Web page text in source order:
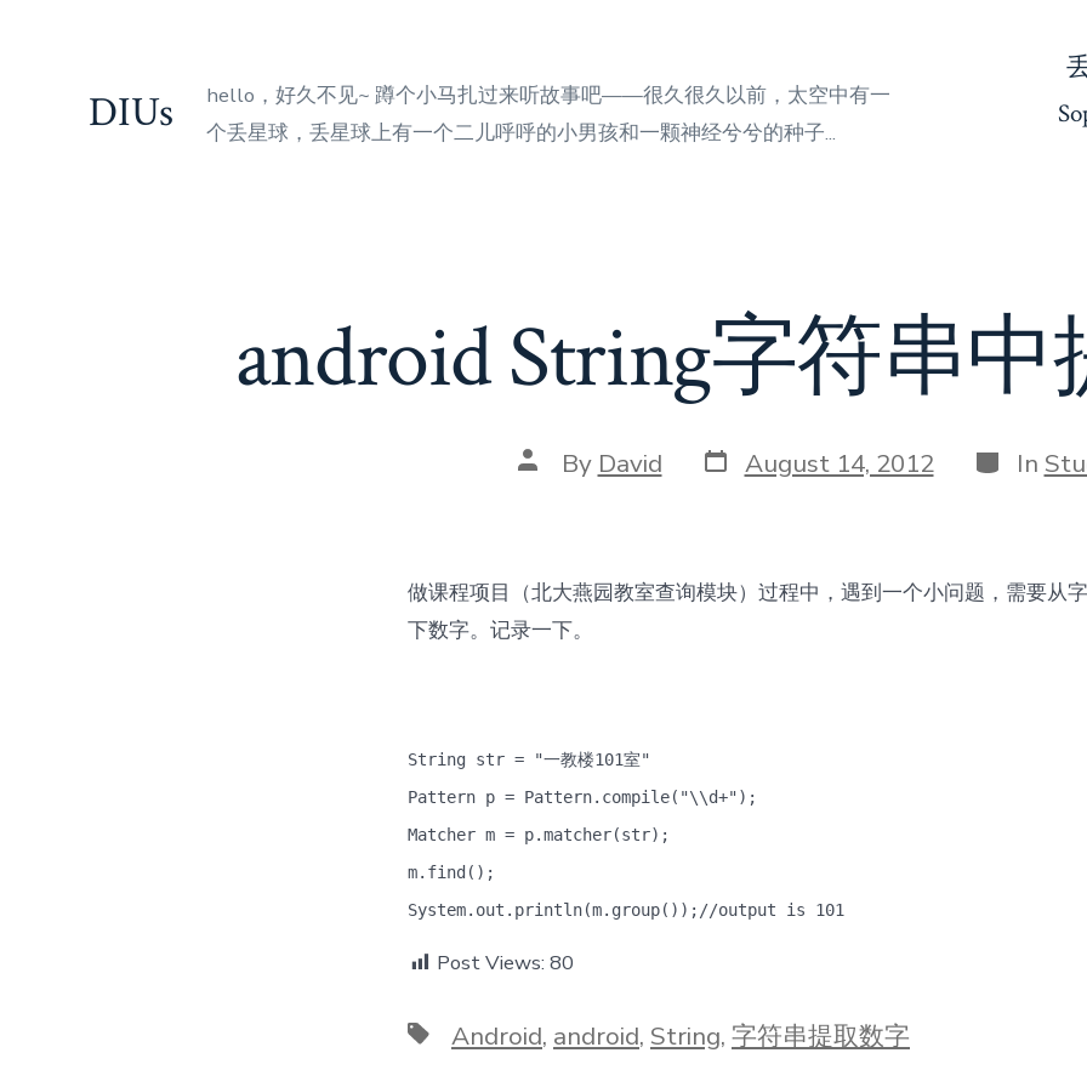
DIUs
hello，好久不见~ 蹲个小马扎过来听故事吧——很久很久以前，太空中有一
个丢星球，丢星球上有一个二儿呼呼的小男孩和一颗神经兮兮的种子...
android String字符串
Post
author
By David Post
date
August 14, 2012 In
做课程项目（北大燕园教室查询模块）过程中，遇到一个小问题，需要从
下数字。记录一下。
String str = "一教楼101室"
Pattern p = Pattern.compile("\\d+");
Matcher m = p.matcher(str);
m.find();
System.out.println(m.group());//output is 101
Post Views: 80
TagsAndroid, android, String, 字符串提取数字